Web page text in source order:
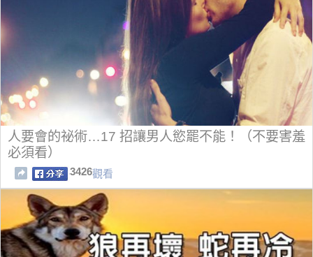
人要會的祕術…17 招讓男人慾罷不能！（不要害羞
必須看）
3426觀看